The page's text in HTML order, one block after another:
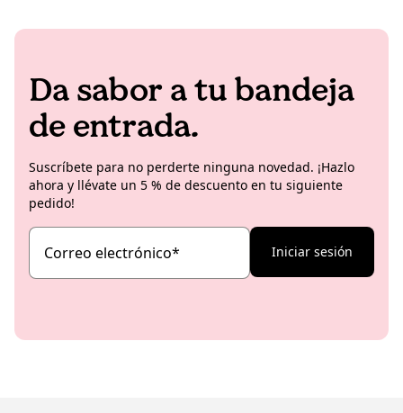
Da sabor a tu bandeja
de entrada.
Suscríbete para no perderte ninguna novedad. ¡Hazlo
ahora y llévate un 5 % de descuento en tu siguiente
pedido!
Correo electrónico* Iniciar sesión